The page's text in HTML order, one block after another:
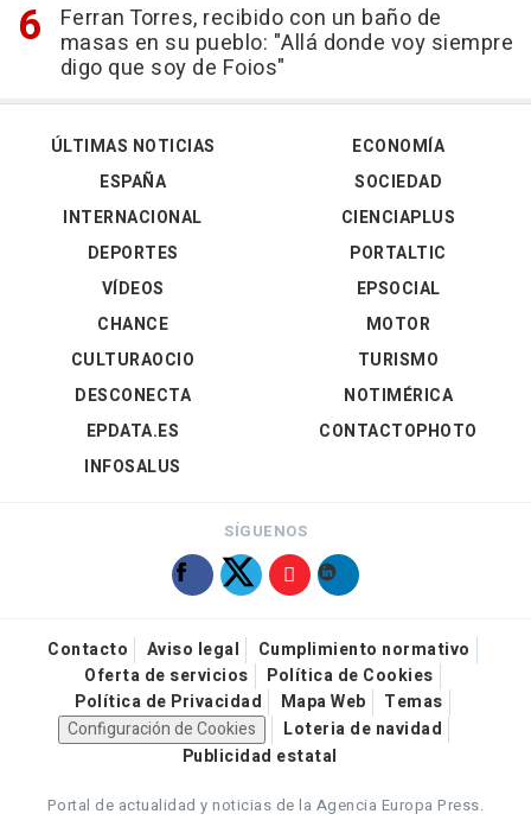
Ferran Torres, recibido con un baño de
masas en su pueblo: "Allá donde voy siempre
digo que soy de Foios"
ÚLTIMAS NOTICIAS
ESPAÑA
INTERNACIONAL
DEPORTES
VÍDEOS
ECONOMÍA
SOCIEDAD
CIENCIAPLUS
PORTALTIC
EPSOCIAL
CHANCE
CULTURAOCIO
DESCONECTA
EPDATA.ES
INFOSALUS
MOTOR
TURISMO
NOTIMÉRICA
CONTACTOPHOTO
SÍGUENOS
Contacto Aviso legal
Cumplimiento normativo
Oferta de servicios
Política de Cookies
Política de Privacidad
Mapa Web
Temas
Configuración de Cookies
Loteria de navidad
Publicidad estatal
Portal de actualidad y noticias de la Agencia Europa Press.